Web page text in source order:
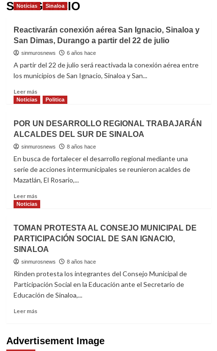
SANIGNACIO
Noticias Sinaloa
Reactivarán conexión aérea San Ignacio, Sinaloa y
San Dimas, Durango a partir del 22 de julio
sinmurosnews 6 años hace
A partir del 22 de julio será reactivada la conexión aérea entre
los municipios de San Ignacio, Sinaloa y San...
Leer másRead
more
conexión
aérea
San
Ignacio,
y
San
Durango
a
del
22
de
Noticias Politica
POR UN DESARROLLO REGIONAL TRABAJARÁN
ALCALDES DEL SUR DE SINALOA
sinmurosnews 8 años hace
En busca de fortalecer el desarrollo regional mediante una
serie de acciones intermunicipales se reunieron acaldes de
Mazatlán, El Rosario,...
Leer másRead
more
UN
DESARROLLO
REGIONAL
TRABAJARÁN
DEL
SUR
DE
Noticias
TOMAN PROTESTA AL CONSEJO MUNICIPAL DE
PARTICIPACIÓN SOCIAL DE SAN IGNACIO,
SINALOA
sinmurosnews 8 años hace
Rinden protesta los integrantes del Consejo Municipal de
Participación Social en la Educación ante el Secretario de
Educación de Sinaloa,...
Leer másRead
TOMAN
PROTESTA
Advertisement Image